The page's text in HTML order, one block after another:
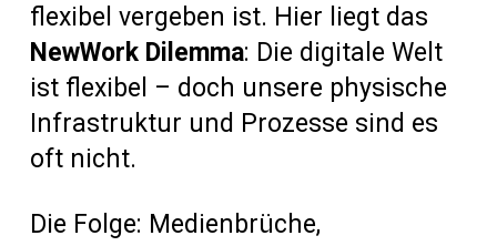
flexibel vergeben ist. Hier liegt das
NewWork Dilemma: Die digitale Welt
ist flexibel – doch unsere physische
Infrastruktur und Prozesse sind es
oft nicht.
Die Folge: Medienbrüche,